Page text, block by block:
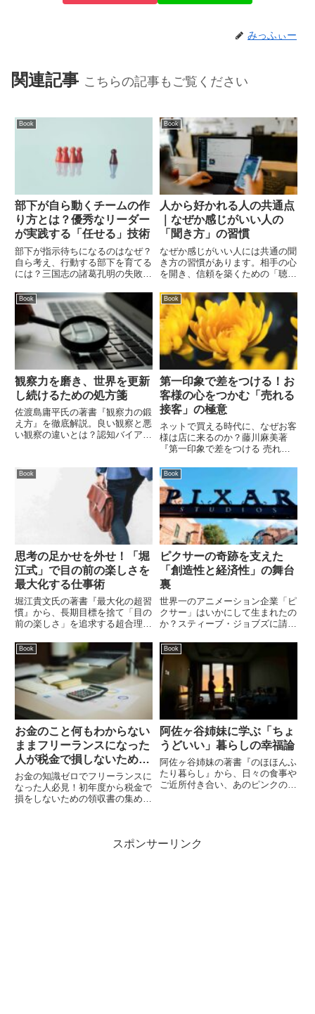
みっふぃー
関連記事 こちらの記事もご覧ください
Book
部下が自ら動くチームの作
り方とは？優秀なリーダー
が実践する「任せる」技術
部下が指示待ちになるのはなぜ？
自ら考え、行動する部下を育てる
には？三国志の諸葛孔明の失敗か
「任せる」技術と信頼関係の築き
方を解説します。
Book
人から好かれる人の共通点
｜なぜか感じがいい人の
「聞き方」の習慣
なぜか感じがいい人には共通の聞
き方の習慣があります。相手の心
を開き、信頼を築くための「聴く
ールを控え、相手に寄り添う会話
術をマスターしましょう。
Book
観察力を磨き、世界を更新
し続けるための処方箋
佐渡島庸平氏の著書『観察力の鍛
え方』を徹底解説。良い観察と悪
い観察の違いとは？認知バイアス
立て方と愛を持って対象を観る極
意を紹介します。
Book
第一印象で差をつける！お
客様の心をつかむ「売れる
接客」の極意
ネットで買える時代に、なぜお客
様は店に来るのか？藤川麻美著
『第一印象で差をつける 売れる
案など、選ばれる販売員になるた
めの具体的な秘訣を解説します。
接客の悩みを解決し、顧客を増や
すヒントが満載です。
Book
思考の足かせを外せ！「堀
江式」で目の前の楽しさを
最大化する仕事術
堀江貴文氏の著書『最大化の超習
慣』から、長期目標を捨て「目の
前の楽しさ」を追求する超合理的
体、アウトプットの価値、ミニマ
ル生活の極意とは？
Book
ピクサーの奇跡を支えた
「創造性と経済性」の舞台
裏
世界一のアニメーション企業「ピ
クサー」はいかにして生まれたの
か？スティーブ・ジョブズに請わ
著書から、ストーリー至上主義と
イノベーションを守る組織文化、
そして逆境を覆す戦略思考を解説
します。
Book
お金のこと何もわからない
ままフリーランスになった
人が税金で損しないための
基礎知識
お金の知識ゼロでフリーランスに
なった人必見！初年度から税金で
損をしないための領収書の集め
立直後の不安を解消し、賢く手元
Book
阿佐ヶ谷姉妹に学ぶ「ちょ
うどいい」暮らしの幸福論
阿佐ヶ谷姉妹の著書『のほほんふ
たり暮らし』から、日々の食事や
ご近所付き合い、あのピンクのド
スポンサーリンク